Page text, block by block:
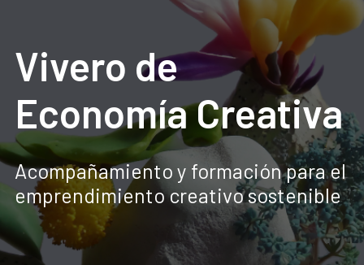
Vivero de
Economía Creativa
Acompañamiento y formación para el
emprendimiento creativo sostenible